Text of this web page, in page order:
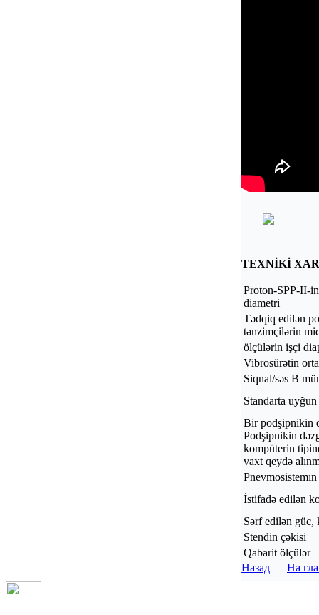
TEXNİKİ
Proton-SPP-II-
diametri
Tәdqiq edilәn
tәnzimçilәrin
ölçülәrin işçi
Vibrosürәtin
Siqnal/sәs В
Standarta
Bir podşipnikin
Podşipnikin
kompüterin
vaxt qeydә
İstifadә edilәn
Sәrf edilәn güc,
Stendin çәkisi
Qabarit ölçülәr
Назад
На